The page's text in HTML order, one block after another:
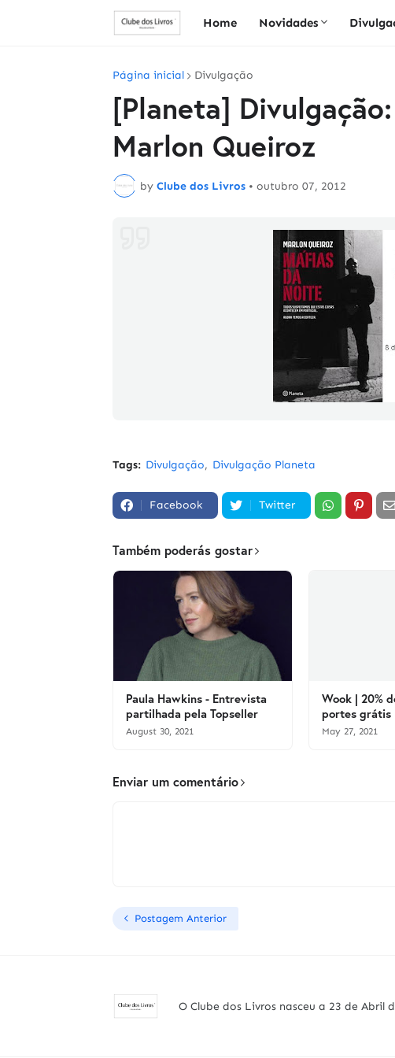
Home Novidades
Página inicial Divulgação
[Planeta]
Marlon Queiroz
by Clube dos Livros • outubro 07, 2012
Tags: Divulgação Divulgação Planeta
Facebook Twitter
Também poderás gostar
Paula Hawkins - Entrevista
partilhada pela Topseller
August 30, 2021
Wook | 20%
portes grátis
May 27, 2021
Enviar um comentário
Postagem Anterior
O Clube dos Livros nasceu a 23 de Abril